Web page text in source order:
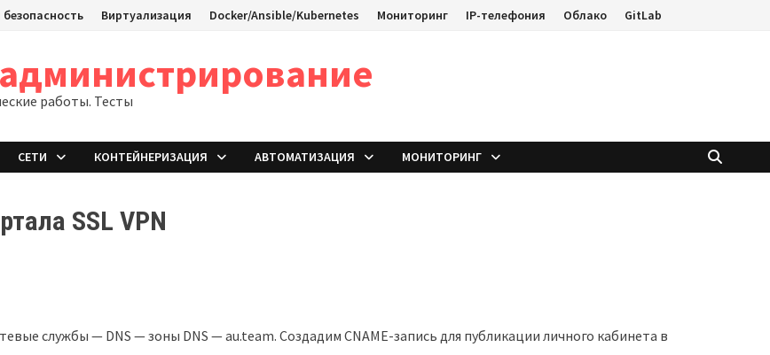
Виртуализация Docker/Ansible/Kubernetes Мониторинг IP-телефония Облако GitLab
работы. Тесты
СЕТИ КОНТЕЙНЕРИЗАЦИЯ АВТОМАТИЗАЦИЯ МОНИТОРИНГ
SSL VPN
службы — DNS — зоны DNS — au.team. Создадим CNAME-запись для публикации личного кабинета в